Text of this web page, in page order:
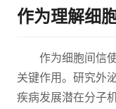
作为理解细
作为细胞间信
关键作用。研究外
疾病发展潜在分子